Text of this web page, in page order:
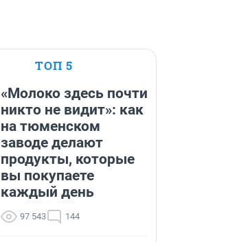
ТОП 5
«Молоко здесь почти
никто не видит»: как
на тюменском
заводе делают
продукты, которые
вы покупаете
каждый день
97 543 144